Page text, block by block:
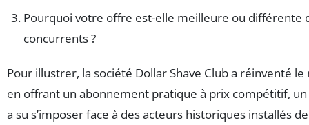
Pourquoi votre offre est-elle meilleure ou différente
concurrents ?
Pour illustrer, la société Dollar Shave Club a réinventé
en offrant un abonnement pratique à prix compétitif,
a su s’imposer face à des acteurs historiques installés